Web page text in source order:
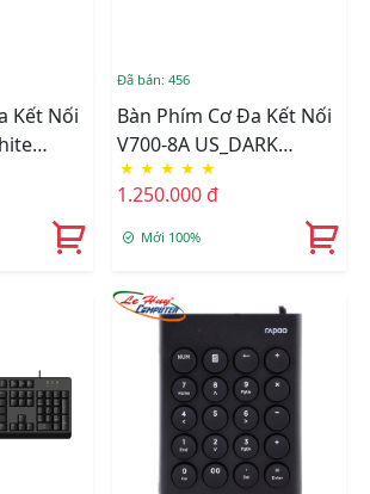
Kết Nối
Đã bán: 456
Bàn Phím Cơ Đa Kết Nối
V700-8A US_DARK
GREY_FB (Black Switch)
★ ★ ★ ★ ★
1.250.000 đ
Mới 100%